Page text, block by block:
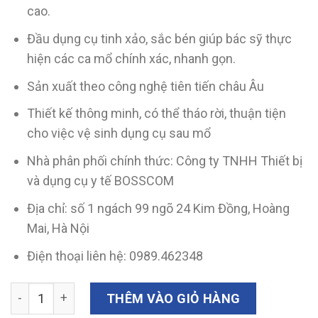
cao.
Đầu dụng cụ tinh xảo, sắc bén giúp bác sỹ thực
hiện các ca mổ chính xác, nhanh gọn.
Sản xuất theo công nghệ tiên tiến châu Âu
Thiết kế thông minh, có thể tháo rời, thuận tiện
cho việc vệ sinh dụng cụ sau mổ
Nhà phân phối chính thức: Công ty TNHH Thiết bị
và dụng cụ y tế BOSSCOM
Địa chỉ: số 1 ngách 99 ngõ 24 Kim Đồng, Hoàng
Mai, Hà Nội
Điện thoại liên hệ: 0989.462348
Dao lá lúa nhọn mũi xoang YS301.026 số lượng
THÊM VÀO GIỎ HÀNG